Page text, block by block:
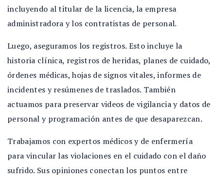
incluyendo al titular de la licencia, la empresa
administradora y los contratistas de personal.
Luego, aseguramos los registros. Esto incluye la
historia clínica, registros de heridas, planes de cuidado,
órdenes médicas, hojas de signos vitales, informes de
incidentes y resúmenes de traslados. También
actuamos para preservar videos de vigilancia y datos de
personal y programación antes de que desaparezcan.
Trabajamos con expertos médicos y de enfermería
para vincular las violaciones en el cuidado con el daño
sufrido. Sus opiniones conectan los puntos entre